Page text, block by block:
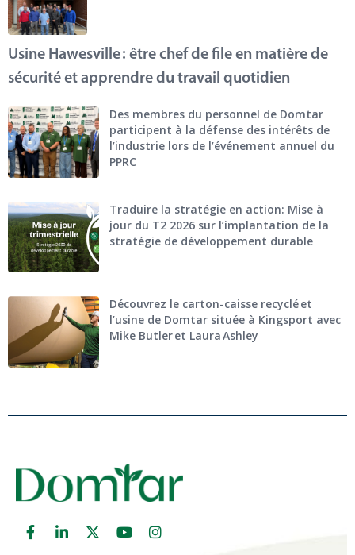
Usine Hawesville : être chef de file en matière de
sécurité et apprendre du travail quotidien
Des membres du personnel de Domtar
participent à la défense des intérêts de
l’industrie lors de l’événement annuel du
PPRC
Traduire la stratégie en action: Mise à
jour du T2 2026 sur l’implantation de la
stratégie de développement durable
Découvrez le carton-caisse recyclé et
l’usine de Domtar située à Kingsport avec
Mike Butler et Laura Ashley